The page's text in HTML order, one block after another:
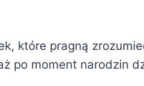
które pragną
po moment narodzin